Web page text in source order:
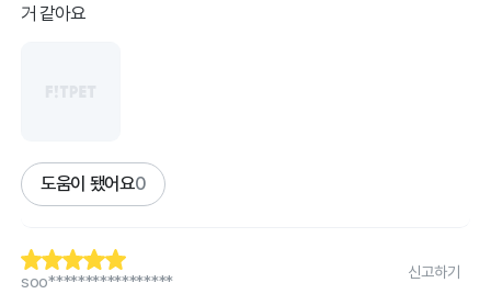
거 같아요
도움이 됐어요0
soo*****************
신고하기